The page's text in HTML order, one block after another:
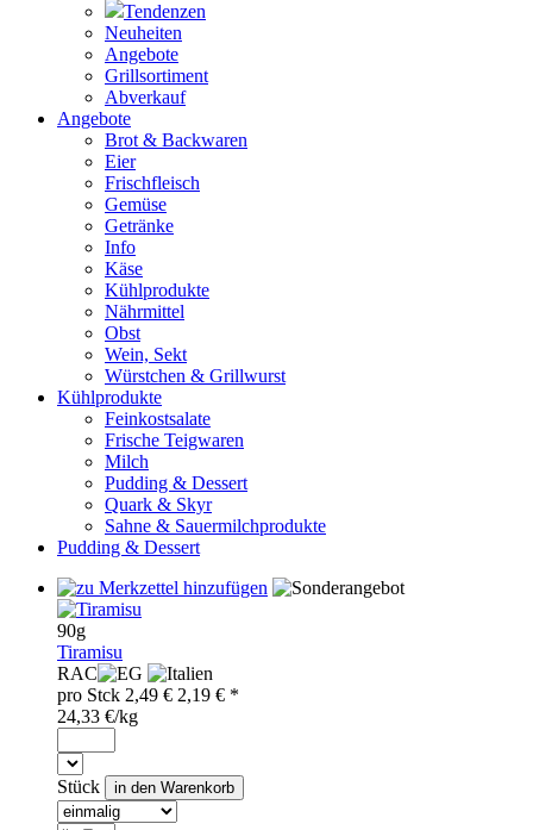
Tendenzen
Neuheiten
Angebote
Grillsortiment
Abverkauf
Angebote
Brot & Backwaren
Eier
Frischfleisch
Gemüse
Getränke
Info
Käse
Kühlprodukte
Nährmittel
Obst
Wein, Sekt
Würstchen & Grillwurst
Kühlprodukte
Feinkostsalate
Frische Teigwaren
Milch
Pudding & Dessert
Quark & Skyr
Sahne & Sauermilchprodukte
Pudding & Dessert
90g
Tiramisu
RAC
pro Stck 2,49 € 2,19 € *
24,33 €/kg
Stück